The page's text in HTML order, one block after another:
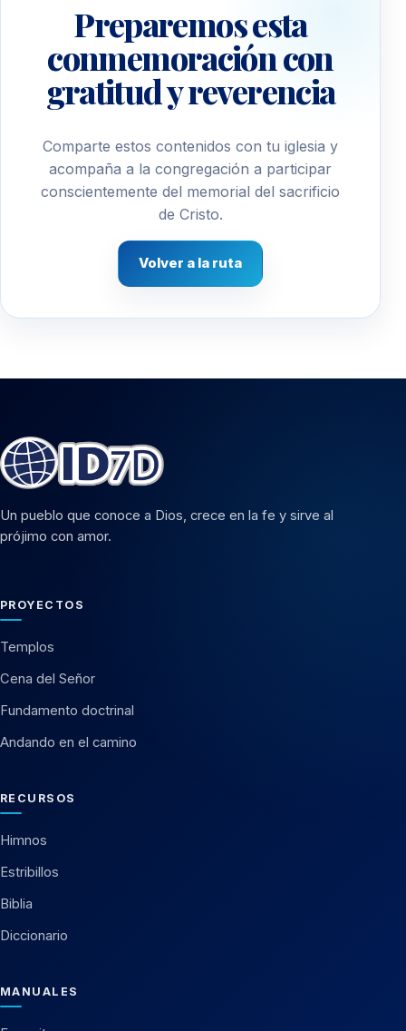
Preparemos esta
conmemoración con
gratitud y reverencia
Comparte estos contenidos con tu iglesia y
acompaña a la congregación a participar
conscientemente del memorial del sacrificio
de Cristo.
Volver a la ruta
Un pueblo que conoce a Dios, crece en la fe y sirve al
prójimo con amor.
PROYECTOS
Templos
Cena del Señor
Fundamento doctrinal
Andando en el camino
RECURSOS
Himnos
Estribillos
Biblia
Diccionario
MANUALES